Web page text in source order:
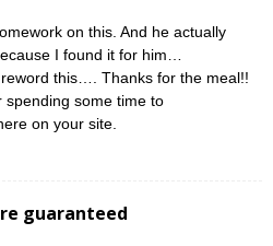
on this. And he actually
I found it for him…
this…. Thanks for the meal!!
spending some time to
on your site.
guaranteed